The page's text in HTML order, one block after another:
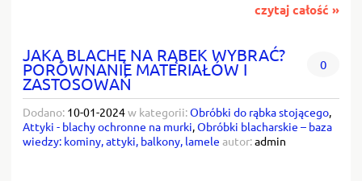
czytaj całość »
JAKĄ BLACHĘ NA RĄBEK WYBRAĆ?
PORÓWNANIE MATERIAŁÓW I
ZASTOSOWAŃ
0
Dodano: 10-01-2024w kategorii:Obróbki do rąbka stojącego,
Attyki - blachy ochronne na murki,Obróbki blacharskie – baza
wiedzy: kominy, attyki, balkony, lamele autor:admin